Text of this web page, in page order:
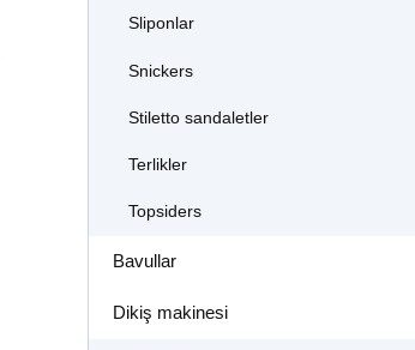
Sliponlar
Snickers
Stiletto sandaletler
Terlikler
Topsiders
Bavullar
Dikiş makinesi